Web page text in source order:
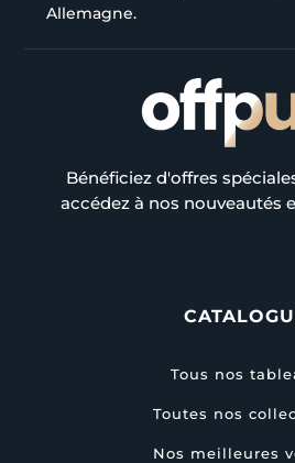
Allemagne.
Bénéficiez d'offres
accédez à nos nouveautés
Tous nos
Toutes nos
Nos meilleures